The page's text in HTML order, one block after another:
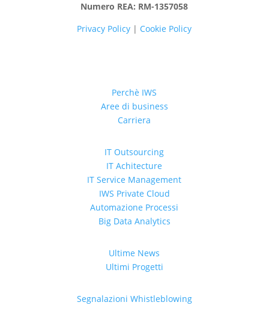
Numero REA: RM-1357058
Privacy Policy | Cookie Policy
Perchè IWS
Aree di business
Carriera
IT Outsourcing
IT Achitecture
IT Service Management
IWS Private Cloud
Automazione Processi
Big Data Analytics
Ultime News
Ultimi Progetti
Segnalazioni Whistleblowing